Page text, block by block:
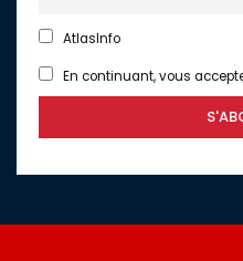
AtlasInfo
En continuant, vous